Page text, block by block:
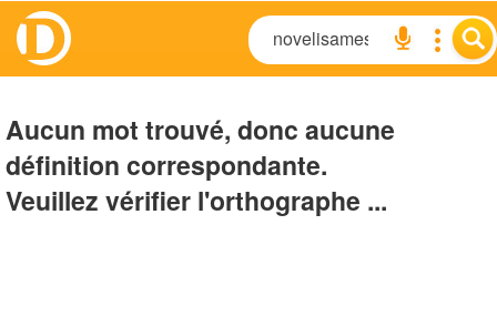
Aucun mot trouvé, donc aucune
définition correspondante.
Veuillez vérifier l'orthographe ...